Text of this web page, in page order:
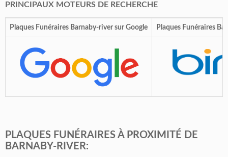
PRINCIPAUX MOTEURS DE RECHERCHE
Plaques Funéraires Barnaby-river sur Google Plaques Funéraires
PLAQUES FUNÉRAIRES À PROXIMITÉ DE
BARNABY-RIVER: